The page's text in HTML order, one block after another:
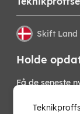
Skift Land
Holde
Få de seneste
nyhedsbrev!